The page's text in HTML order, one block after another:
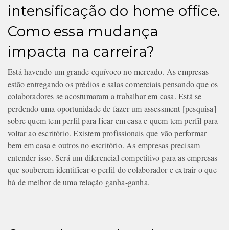
intensificação do home office.
Como essa mudança
impacta na carreira?
Está havendo um grande equívoco no mercado. As empresas
estão entregando os prédios e salas comerciais pensando que os
colaboradores se acostumaram a trabalhar em casa. Está se
perdendo uma oportunidade de fazer um assessment [pesquisa]
sobre quem tem perfil para ficar em casa e quem tem perfil para
voltar ao escritório. Existem profissionais que vão performar
bem em casa e outros no escritório. As empresas precisam
entender isso. Será um diferencial competitivo para as empresas
que souberem identificar o perfil do colaborador e extrair o que
há de melhor de uma relação ganha-ganha.